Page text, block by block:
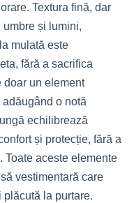
Textura fină, dar
și lumini,
mulată este
fără a sacrifica
doar un element
o notă
echilibrează
și protecție, fără a
Toate aceste elemente
vestimentară care
plăcută la purtare.